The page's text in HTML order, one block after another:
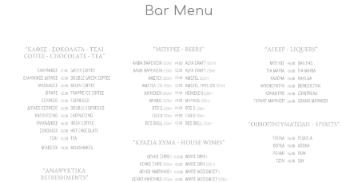
Bar Menu